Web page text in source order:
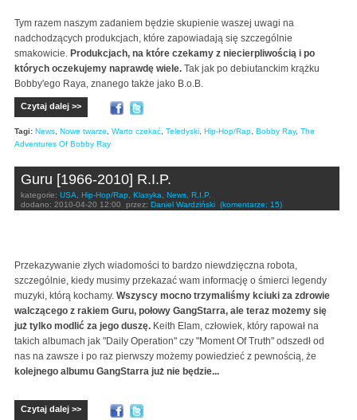
Tym razem naszym zadaniem będzie skupienie waszej uwagi na
nadchodzących produkcjach, które zapowiadają się szczególnie
smakowicie. Produkcjach, na które czekamy z niecierpliwością i po
których oczekujemy naprawdę wiele. Tak jak po debiutanckim krążku
Bobby'ego Raya, znanego także jako B.o.B.
Czytaj dalej >>
Tagi: News, Nowe twarze, Warto czekać, Teledyski, Hip-Hop/Rap, Bobby Ray, The
Adventures Of Bobby Ray
Guru [1966-2010] R.I.P.
kategorie: USA, Hip-Hop/Rap, Klasyka, News, R.I.P.
dodano: 2010-04-20 12:00 przez: Daniel Wardziński (komentarze: 15)
Przekazywanie złych wiadomości to bardzo niewdzięczna robota,
szczególnie, kiedy musimy przekazać wam informację o śmierci legendy
muzyki, którą kochamy. Wszyscy mocno trzymaliśmy kciuki za zdrowie
walczącego z rakiem Guru, połowy GangStarra, ale teraz możemy się
już tylko modlić za jego duszę. Keith Elam, człowiek, który rapował na
takich albumach jak "Daily Operation" czy "Moment Of Truth" odszedł od
nas na zawsze i po raz pierwszy możemy powiedzieć z pewnością, że
kolejnego albumu GangStarra już nie będzie...
Czytaj dalej >>